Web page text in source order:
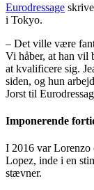
Eurodressage
i Tokyo.
– Det ville være
Vi håber, at han vil
at kvalificere sig.
siden, og hun
Jorst til
Imponerende
I 2016 var Lorenzo
Lopez, inde i en
stævner.